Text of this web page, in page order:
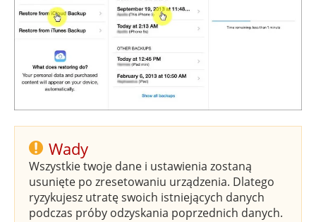
Wady
Wszystkie twoje dane i ustawienia zostaną
usunięte po zresetowaniu urządzenia. Dlatego
ryzykujesz utratę swoich istniejących danych
podczas próby odzyskania poprzednich danych.